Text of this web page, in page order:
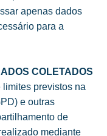
apenas dados
para a
COLETADOS
previstos na
e outras
de
mediante